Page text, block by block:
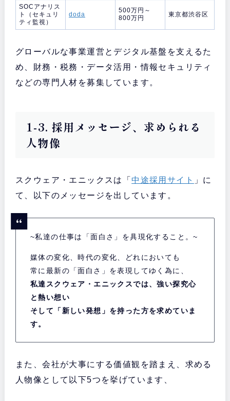
SOCアナリス
ト（セキュリ
ティ監視）
doda
500万円～
800万円
東京都渋谷区
グローバルな事業運営とデジタル基盤を支えるた
め、財務・税務・データ活用・情報セキュリティ
などの専門人材を募集しています。
1-3. 採用メッセージ、求められる
人物像
スクウェア・エニックスは「中途採用サイト 」に
て、以下のメッセージを出しています。
~私達の仕事は「面白さ」を具現化すること。~
媒体の変化、時代の変化、どれにおいても
常に最新の「面白さ」を表現してゆく為に、
私達スクウェア・エニックスでは、強い探究心
と熱い想い
そして「新しい発想」を持った方を求めていま
す。
また、会社が大事にする価値観を踏まえ、求める
人物像として以下5つを挙げています、